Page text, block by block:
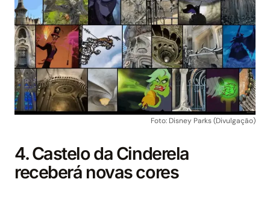
Foto: Disney Parks (Divulgação)
4. Castelo da Cinderela
receberá novas cores